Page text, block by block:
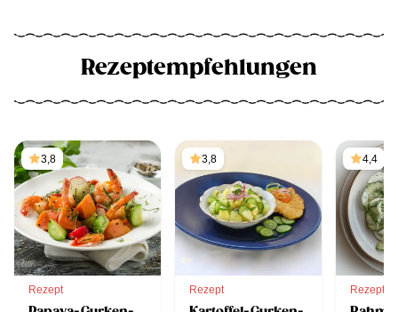
Rezeptempfehlungen
3,8
Rezept
3,8
Rezept
4,4
Rezept